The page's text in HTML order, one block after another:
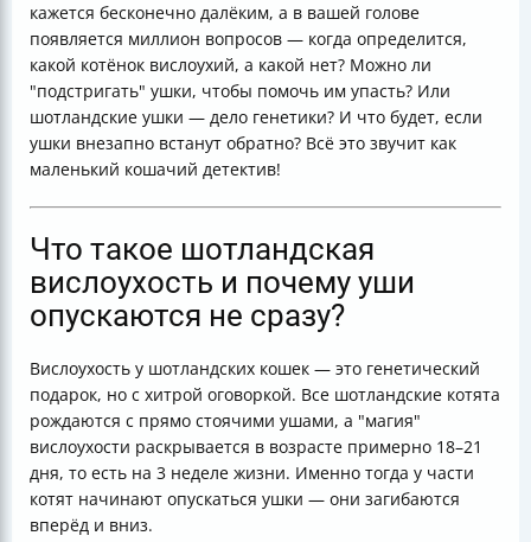
кажется бесконечно далёким, а в вашей голове
появляется миллион вопросов — когда определится,
какой котёнок вислоухий, а какой нет? Можно ли
"подстригать" ушки, чтобы помочь им упасть? Или
шотландские ушки — дело генетики? И что будет, если
ушки внезапно встанут обратно? Всё это звучит как
маленький кошачий детектив!
Что такое шотландская
вислоухость и почему уши
опускаются не сразу?
Вислоухость у шотландских кошек — это генетический
подарок, но с хитрой оговоркой. Все шотландские котята
рождаются с прямо стоячими ушами, а "магия"
вислоухости раскрывается в возрасте примерно 18–21
дня, то есть на 3 неделе жизни. Именно тогда у части
котят начинают опускаться ушки — они загибаются
вперёд и вниз.